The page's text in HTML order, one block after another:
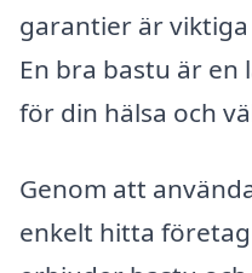
garantier är
En bra bastu är
för din hälsa och
Genom att
enkelt hitta